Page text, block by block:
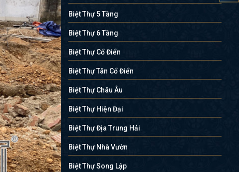
Biệt Thự 5 Tầng
Biệt Thự 6 Tầng
Biệt Thự Cổ Điển
Biệt Thự Tân Cổ Điển
Biệt Thự Châu Âu
Biệt Thự Hiện Đại
Biệt Thự Địa Trung Hải
Biệt Thự Nhà Vườn
Biệt Thự Song Lập